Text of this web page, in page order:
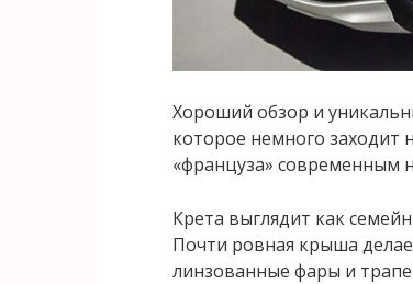
Хороший обзор и
которое немного заходит
«француза» современным
Крета выглядит как
Почти ровная крыша
линзованные фары и